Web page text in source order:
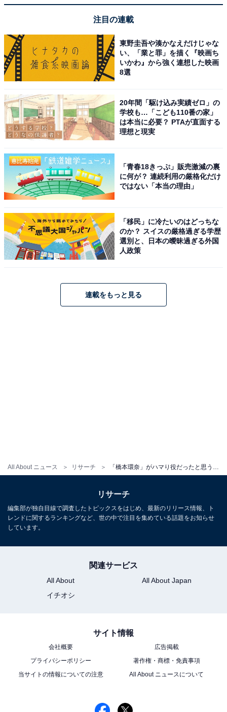
All About ニュース リサーチ
1位にランクインしたのは、『銀魂』に登場した「神
楽」でした。空知英秋さんの大ヒット漫画が原作であ
作品を作り続ける福田雄一さんが監督を務め、映画はど
れも大ヒットを記録しています。
指の人気キャラクター。かわいらしいビジュアルのヒロ
インながら、チャイナ服を着て片言のおかしな日本語を
話し作品の中で暴れまわります。
のキャラで、橋本さんの振り切れた演技が話題を集めま
※回答者のコメントは原文ママです
この記事の筆者：ゆるま 小林
長年にわたってテレビ局でバラエティ番組、情報番組な
身。芸能情報に精通し、週刊誌、ネットニュースでテレ
ビや芸能人に関するコラムなどを執筆。編集プロダクシ
ョン「ゆるま」を立ち上げる。
注目の連載
東野圭吾や湊かなえだけじゃな
い、「業と罪」を描く『映画ち
いかわ』から強く連想した映画
8選
20年間「駆け込み実績ゼロ」の
学校も…「こども110番の家」
は本当に必要？ PTAが直面する
理想と現実
「青春18きっぷ」販売激減の裏
に何が？ 連続利用の厳格化だけ
ではない「本当の理由」
「移民」に冷たいのはどっちな
のか？ スイスの厳格過ぎる学歴
選別と、日本の曖昧過ぎる外国
人政策
連載をもっと見る
リサーチ
編集部が独自目線で調査したトピックスをはじめ、最新のリリース情報、ト
レンドに関するランキングなど、世の中で注目を集めている話題をお知らせ
しています。
関連サービス
All About
All About Japan
イチオシ
サイト情報
会社概要
広告掲載
プライバシーポリシー
著作権・商標・免責事項
当サイトの情報についての注意
All About ニュースについて